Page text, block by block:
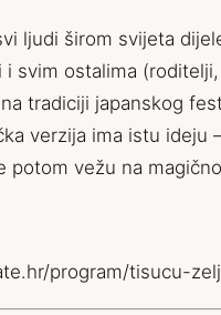
ljudi širom svijeta
i svim ostalima
tradiciji japanskog
verzija ima istu
potom vežu na
program/tisucu-